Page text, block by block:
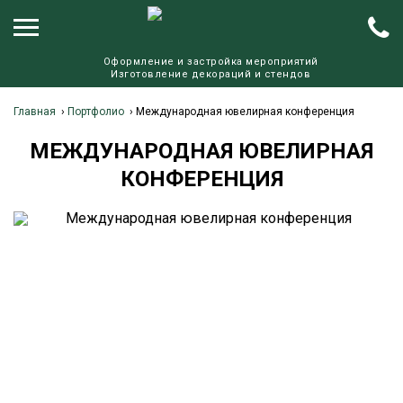
Оформление и застройка мероприятий
Изготовление декораций и стендов
Главная › Портфолио › Международная ювелирная конференция
МЕЖДУНАРОДНАЯ ЮВЕЛИРНАЯ
КОНФЕРЕНЦИЯ